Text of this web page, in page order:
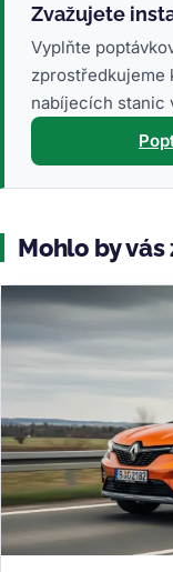
Zvažujete
Vyplňte
zprostředkujeme
nabíjecích stanic
Mohlo by